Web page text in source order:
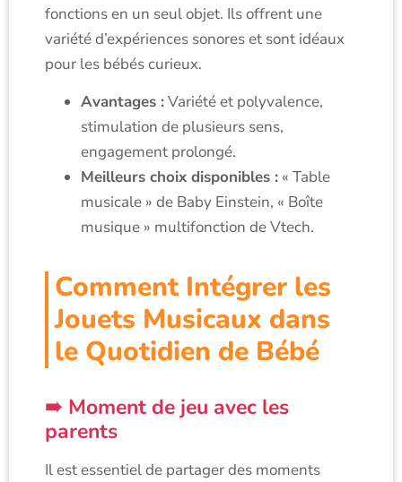
fonctions en un seul objet. Ils offrent une
variété d’expériences sonores et sont idéaux
pour les bébés curieux.
Avantages :Variété et polyvalence,
stimulation de plusieurs sens,
engagement prolongé.
Meilleurs choix disponibles : « Table
musicale » de Baby Einstein, « Boîte
musique » multifonction de Vtech.
Comment Intégrer les
Jouets Musicaux dans
le Quotidien de Bébé
Moment de jeu avec les
parents
Il est essentiel de partager des moments